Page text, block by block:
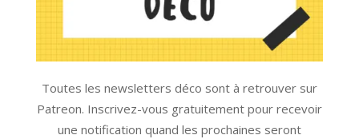
Toutes les newsletters déco sont à retrouver sur
Patreon. Inscrivez-vous gratuitement pour recevoir
une notification quand les prochaines seront